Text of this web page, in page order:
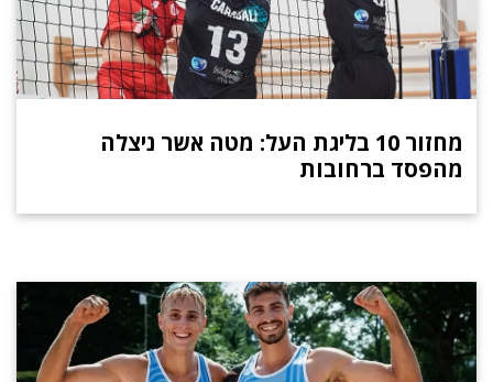
מחזור 10 בליגת העל: מטה אשר ניצלה
מהפסד ברחובות